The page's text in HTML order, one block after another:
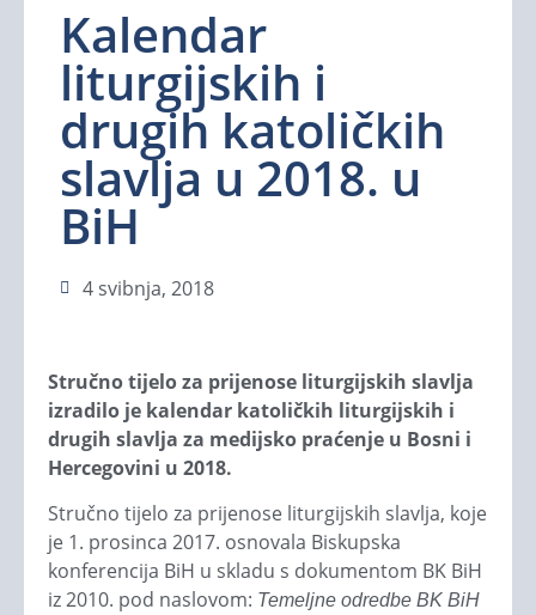
Kalendar
liturgijskih i
drugih katoličkih
slavlja u 2018. u
BiH
4 svibnja, 2018
Stručno tijelo za prijenose liturgijskih slavlja
izradilo je kalendar katoličkih liturgijskih i
drugih slavlja za medijsko praćenje u Bosni i
Hercegovini u 2018.
Stručno tijelo za prijenose liturgijskih slavlja, koje
je 1. prosinca 2017. osnovala Biskupska
konferencija BiH u skladu s dokumentom BK BiH
iz 2010. pod naslovom: Temeljne odredbe BK BiH